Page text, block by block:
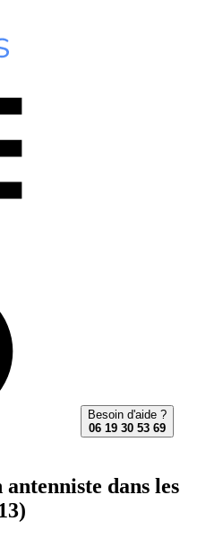
Besoin d'aide ?
06 19 30 53 69
dans les